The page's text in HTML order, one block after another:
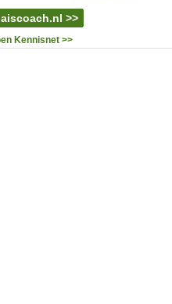
>>
Kennisnet >>